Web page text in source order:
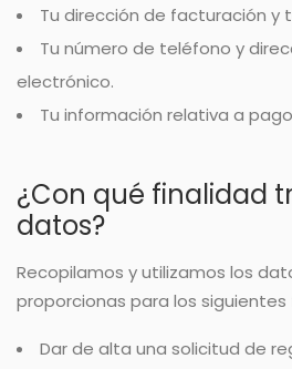
Tu dirección de facturación y
Tu número de teléfono y
electrónico.
Tu información relativa a
¿Con qué finalidad
datos?
Recopilamos y utilizamos los
proporcionas para los siguientes
Dar de alta una solicitud de